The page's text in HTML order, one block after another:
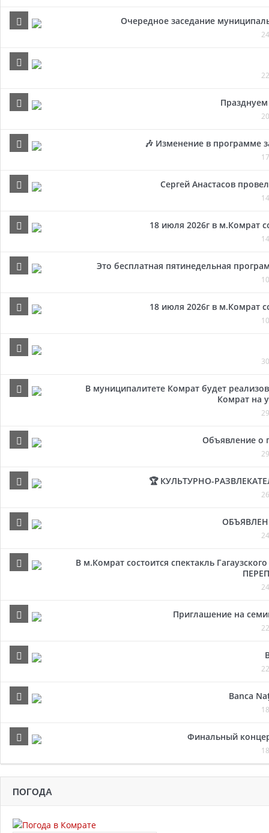
Очередное заседание
Празднуем
🎶 Изменение в программе
Сергей Анастасов
18 июля 2026г в м.Комрат
Это бесплатная пятинедельная
18 июля 2026г в м.Комрат
В муниципалитете Комрат будет
Комрат на
Объявление о
🏆 КУЛЬТУРНО-
В м.Комрат состоится спектакль
Приглашение на
Banca
Финальный
ПОГОДА